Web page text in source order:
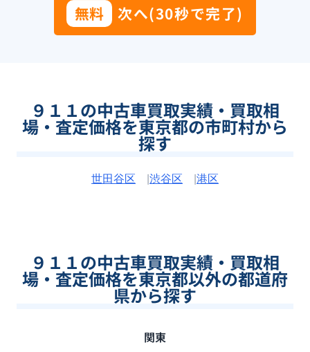
無料 次へ(30秒で完了)
９１１の中古車買取実績・買取相
場・査定価格を東京都の市町村から
探す
世田谷区 渋谷区 港区
９１１の中古車買取実績・買取相
場・査定価格を東京都以外の都道府
県から探す
関東